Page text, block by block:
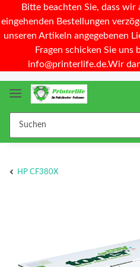
Bitte beachten Sie, dass
eingehenden Bestellungen
unseren Artikeln angegebenen
Fragen schicken Sie uns
info@printerlife.de.Wir
HP CF380X